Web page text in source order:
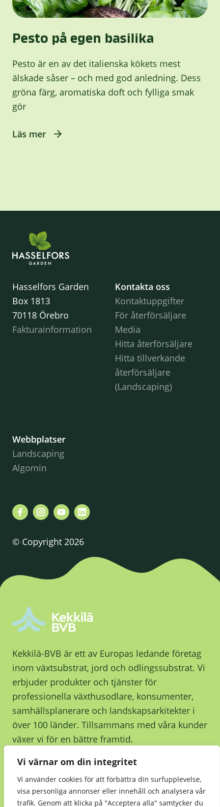
Vi värnar om din integritet
Vi använder cookies för att förbättra din surfupplevelse,
visa personliga annonser eller innehåll och analysera vår
trafik. Genom att klicka på "Acceptera alla" samtycker du
Pesto på egen basilika
Pesto är en av det italienska kökets mest
älskade såser – och med god anledning. Dess
gröna färg, aromatiska doft och fylliga smak
gör
Läs mer
Hasselfors Garden
Box 1813
70118 Örebro
Fakturainformation
Kontakta oss
Kontaktuppgifter
För återförsäljare
Media
Hitta återförsäljare
Hitta tillverkande
återförsäljare
(Landscaping)
Webbplatser
Landscaping
Algomin
© Copyright 2026
Kekkilä-BVB är ett av Europas ledande företag
inom växtsubstrat, jord och odlingssubstrat. Vi
erbjuder produkter och tjänster för
professionella växthusodlare, konsumenter,
samhällsplanerare och landskapsarkitekter i
över 100 länder. Tillsammans med våra kunder
växer vi för en bättre framtid.
Kontakta oss